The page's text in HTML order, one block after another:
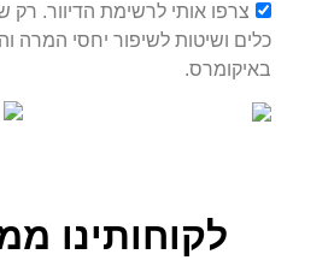
צרפו אותי לרשימת הדיוור. רק
כלים ושיטות לשיפור יחסי המרה
באיקומרס.
לקוחותינו